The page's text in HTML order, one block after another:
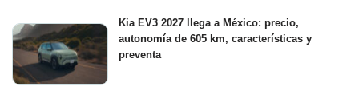
Kia EV3 2027 llega a México: precio,
autonomía de 605 km, características y
preventa